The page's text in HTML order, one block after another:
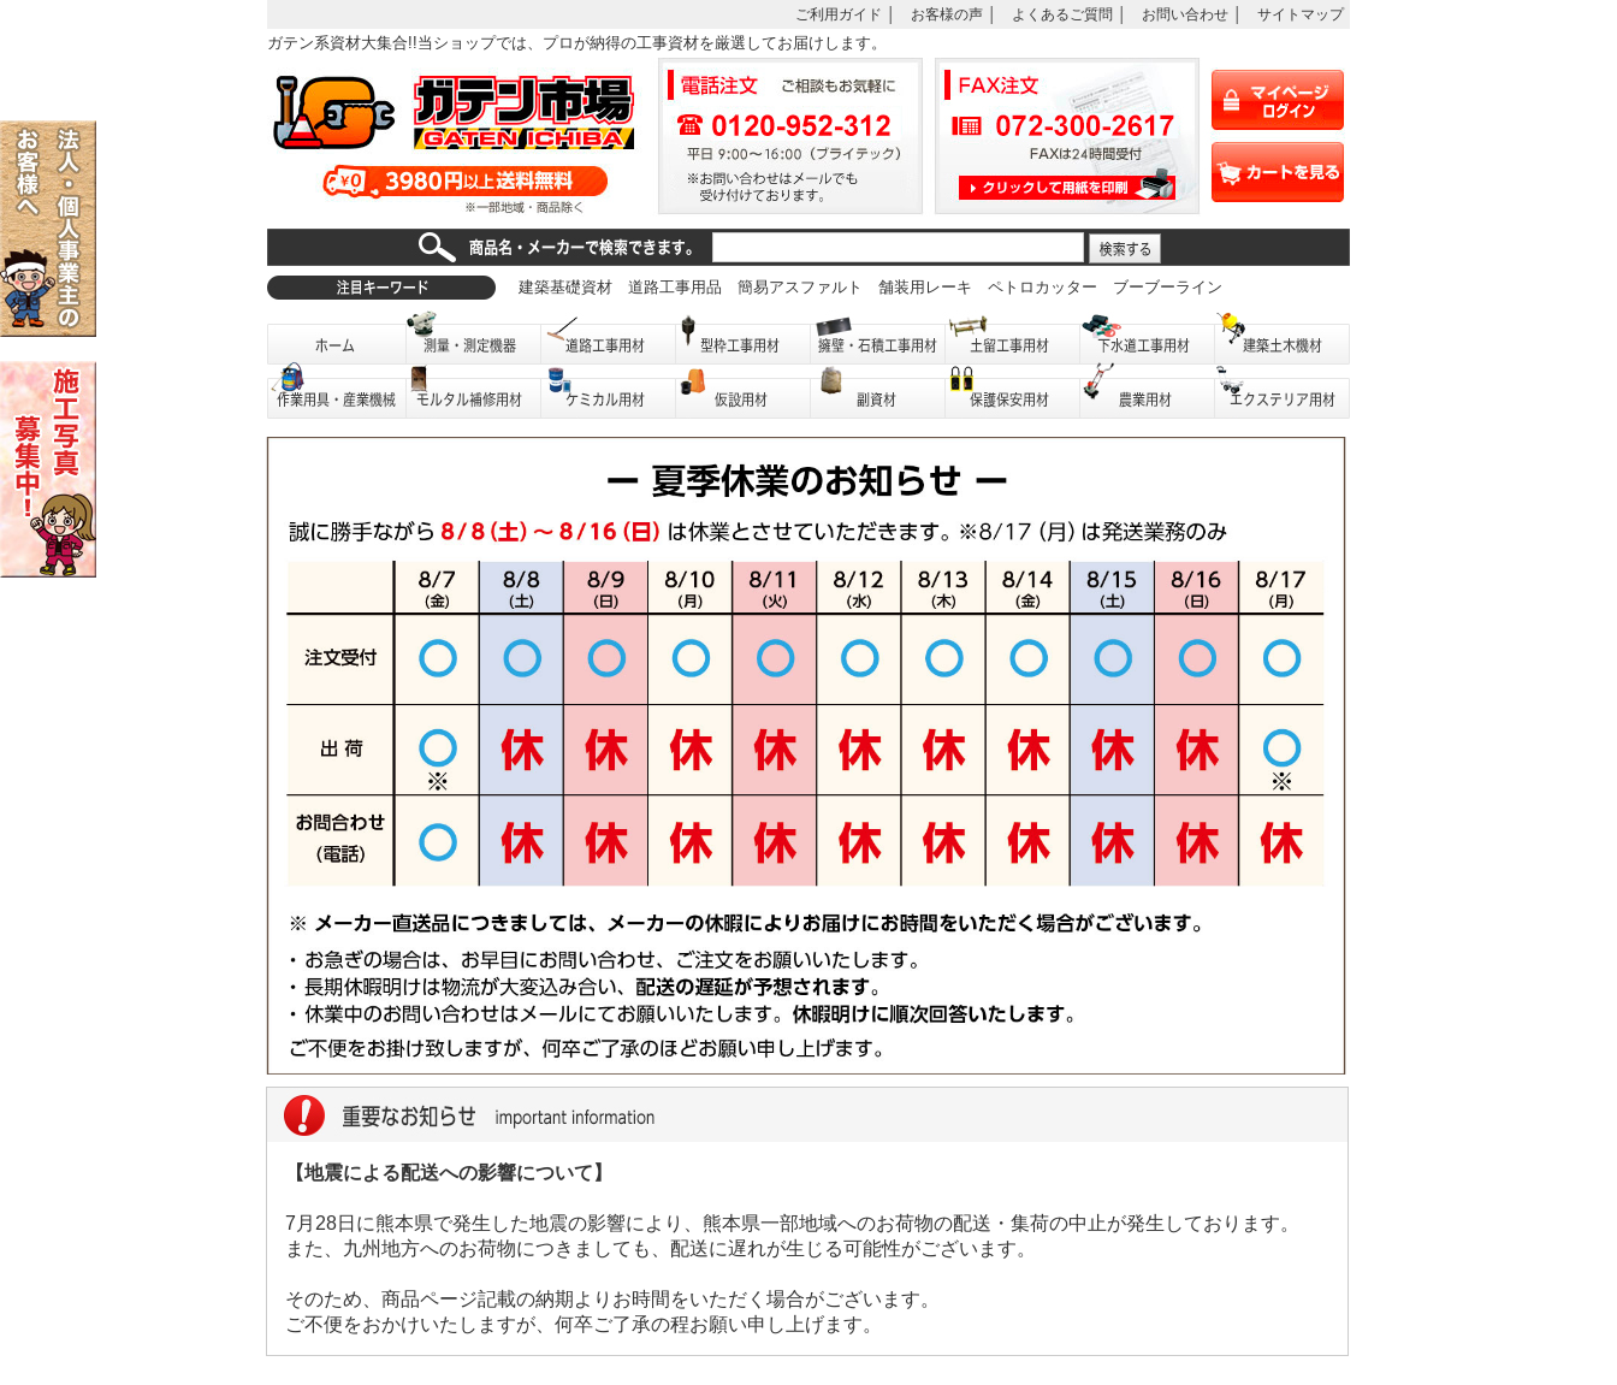
ご利用ガイド お客様の声 よくあるご質問 お問い合わせ サイトマップ
ガテン系資材大集合!!当ショップでは、プロが納得の工事資材を厳選してお届けします。
建築基礎資材 道路工事用品 簡易アスファルト 舗装用レーキ ペトロカッター ブーブーライン
【地震による配送への影響について】
7月28日に熊本県で発生した地震の影響により、熊本県一部地域へのお荷物の配送・集荷の中止が発生しております。
また、九州地方へのお荷物につきましても、配送に遅れが生じる可能性がございます。
そのため、商品ページ記載の納期よりお時間をいただく場合がございます。
ご不便をおかけいたしますが、何卒ご了承の程お願い申し上げます。